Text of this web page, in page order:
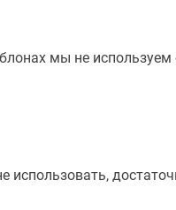
мы не используем